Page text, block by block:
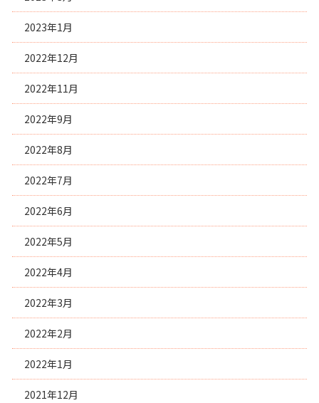
2023年1月
2022年12月
2022年11月
2022年9月
2022年8月
2022年7月
2022年6月
2022年5月
2022年4月
2022年3月
2022年2月
2022年1月
2021年12月